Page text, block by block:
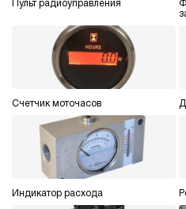
Пульт радиоуправления
Счетчик моточасов
Индикатор расхода